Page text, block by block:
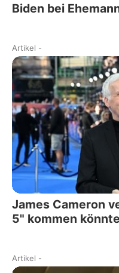
Biden bei
Artikel -
James Cameron
5" kommen könnte
Artikel -